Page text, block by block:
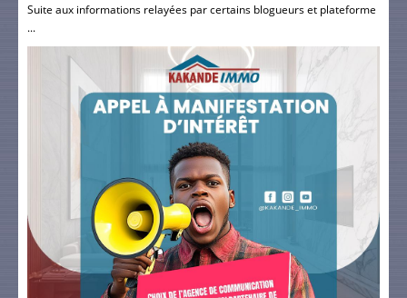
Suite aux informations relayées par certains blogueurs et plateforme
...